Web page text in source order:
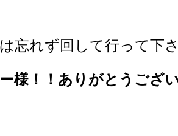
忘れず回して行って下
様！！ありがとうござ